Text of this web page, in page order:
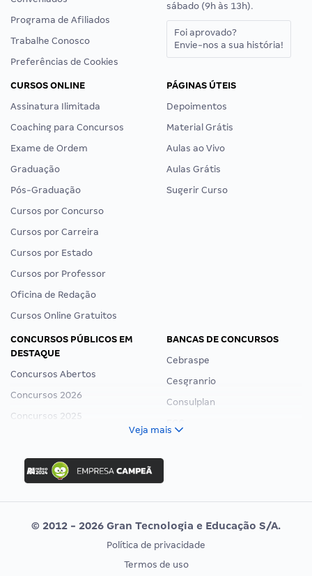
Programa de Afiliados
Trabalhe Conosco
Preferências de Cookies
sábado (9h às 13h).
Foi aprovado?
Envie-nos a sua história!
CURSOS ONLINE
Assinatura Ilimitada
Coaching para Concursos
Exame de Ordem
Graduação
Pós-Graduação
Cursos por Concurso
Cursos por Carreira
Cursos por Estado
Cursos por Professor
Oficina de Redação
Cursos Online Gratuitos
PÁGINAS ÚTEIS
Depoimentos
Material Grátis
Aulas ao Vivo
Aulas Grátis
Sugerir Curso
CONCURSOS PÚBLICOS EM
DESTAQUE
Concursos Abertos
Concursos 2026
Concursos 2025
Concurso Ibama
Concurso MPU
Editais publicados
BANCAS DE CONCURSOS
Cebraspe
Cesgranrio
Consulplan
Vunesp
CONCURSOS POR PROFISSÃO
EXAME DE ORDEM
Veja mais
© 2012 - 2026 Gran Tecnologia e Educação S/A.
Política de privacidade
Termos de uso